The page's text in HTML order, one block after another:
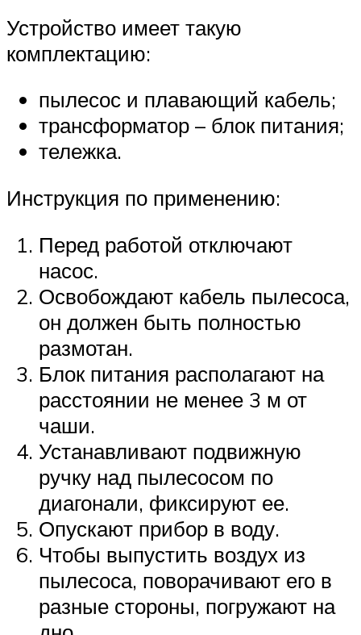
Устройство имеет такую
комплектацию:
пылесос и плавающий кабель;
трансформатор – блок питания;
тележка.
Инструкция по применению:
Перед работой отключают
насос.
Освобождают кабель пылесоса,
он должен быть полностью
размотан.
Блок питания располагают на
расстоянии не менее 3 м от
чаши.
Устанавливают подвижную
ручку над пылесосом по
диагонали, фиксируют ее.
Опускают прибор в воду.
Чтобы выпустить воздух из
пылесоса, поворачивают его в
разные стороны, погружают на